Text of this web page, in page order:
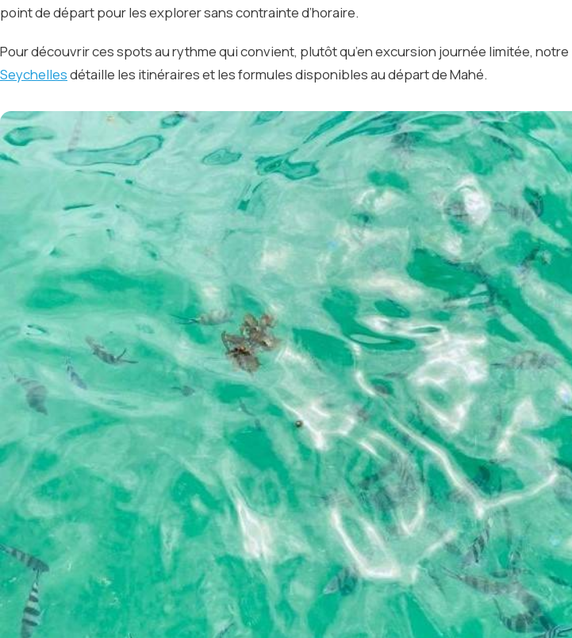
point de départ pour les explorer sans contrainte d’horaire.
Pour découvrir ces spots au rythme qui convient, plutôt qu’en excursion journée limitée, notre
Seychellesdétaille les itinéraires et les formules disponibles au départ de Mahé.